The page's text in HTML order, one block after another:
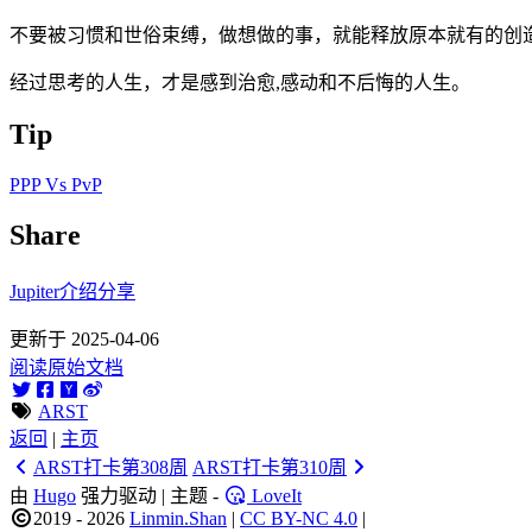
不要被习惯和世俗束缚，做想做的事，就能释放原本就有的创
经过思考的人生，才是感到治愈,感动和不后悔的人生。
Tip
PPP Vs PvP
Share
Jupiter介绍分享
更新于 2025-04-06
阅读原始文档
ARST
返回 | 主页
ARST打卡第308周 ARST打卡第310周
由 Hugo 强力驱动 | 主题 -
LoveIt
2019 - 2026 Linmin.Shan | CC BY-NC 4.0 |